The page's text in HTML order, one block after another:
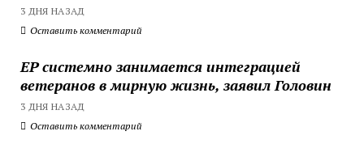
3 ДНЯ НАЗАД
Оставить комментарий
ЕР системно занимается интеграцией
ветеранов в мирную жизнь, заявил Головин
3 ДНЯ НАЗАД
Оставить комментарий